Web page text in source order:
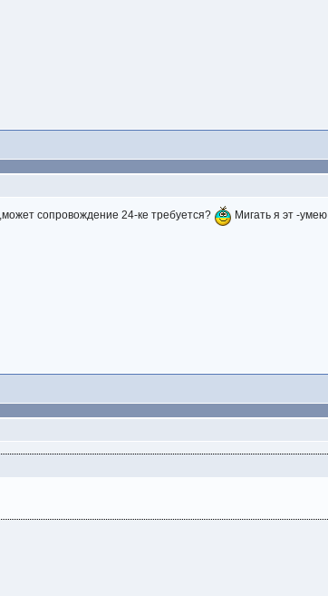
сопровождение 24-ке требуется? Мигать я эт -умею